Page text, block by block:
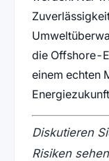
die Offshore-
einem echten
Diskutieren
Risiken